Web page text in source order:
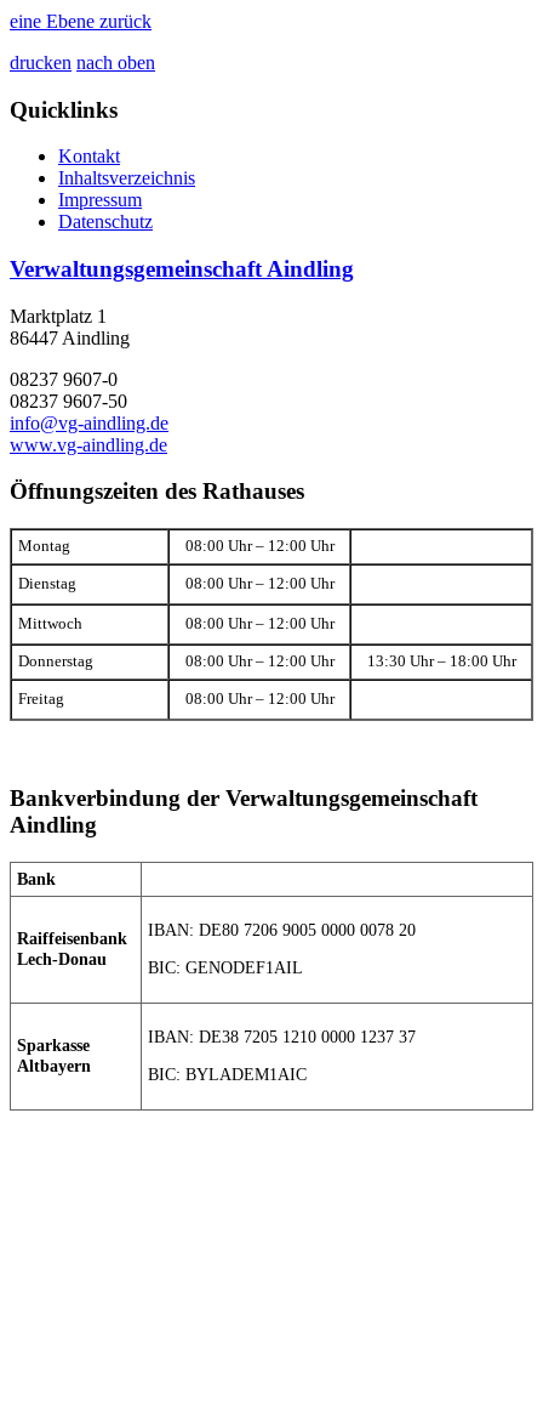
eine Ebene zurück
drucken nach oben
Quicklinks
Kontakt
Inhaltsverzeichnis
Impressum
Datenschutz
Verwaltungsgemeinschaft Aindling
Marktplatz 1
86447 Aindling
08237 9607-0
08237 9607-50
info@vg-aindling.de
www.vg-aindling.de
Öffnungszeiten des Rathauses
Montag 08:00 Uhr – 12:00 Uhr
Dienstag 08:00 Uhr – 12:00 Uhr
Mittwoch 08:00 Uhr – 12:00 Uhr
Donnerstag 08:00 Uhr – 12:00 Uhr 13:30 Uhr – 18:00 Uhr
Freitag 08:00 Uhr – 12:00 Uhr
Bankverbindung der Verwaltungsgemeinschaft
Aindling
Bank
Raiffeisenbank
Lech-Donau
IBAN: DE80 7206 9005 0000 0078 20
BIC: GENODEF1AIL
Sparkasse
Altbayern
IBAN: DE38 7205 1210 0000 1237 37
BIC: BYLADEM1AIC